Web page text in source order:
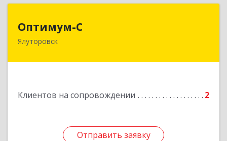
Оптимум-С
Ялуторовск
Клиентов на сопровождении 2
Отправить заявку
Отправить заявку